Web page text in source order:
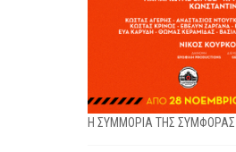
Η ΣΥΜΜΟΡΙΑ ΤΗΣ ΣΥΜΦΟΡΑΣ